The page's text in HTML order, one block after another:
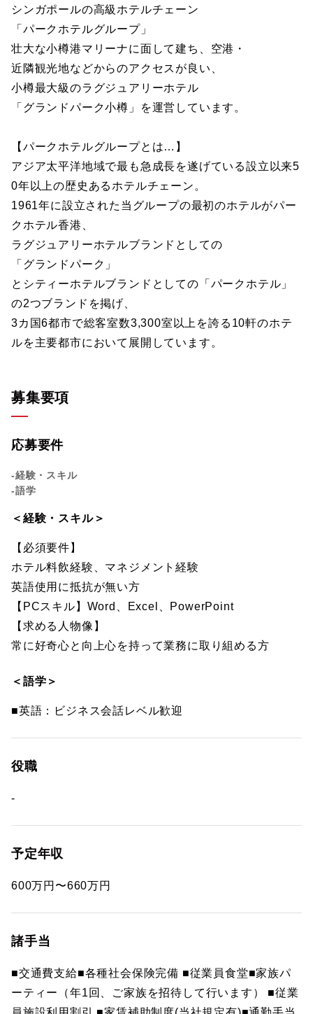
シンガポールの高級ホテルチェーン
「パークホテルグループ」
壮大な小樽港マリーナに面して建ち、空港・
近隣観光地などからのアクセスが良い、
小樽最大級のラグジュアリーホテル
「グランドパーク小樽」を運営しています。
【パークホテルグループとは…】
アジア太平洋地域で最も急成長を遂げている設立以来5
0年以上の歴史あるホテルチェーン。
1961年に設立された当グループの最初のホテルがパー
クホテル香港、
ラグジュアリーホテルブランドとしての
「グランドパーク」
とシティーホテルブランドとしての「パークホテル」
の2つブランドを掲げ、
3カ国6都市で総客室数3,300室以上を誇る10軒のホテ
ルを主要都市において展開しています。
募集要項
応募要件
-経験・スキル
-語学
＜経験・スキル＞
【必須要件】
ホテル料飲経験、マネジメント経験
英語使用に抵抗が無い方
【PCスキル】Word、Excel、PowerPoint
【求める人物像】
常に好奇心と向上心を持って業務に取り組める方
＜語学＞
■英語：ビジネス会話レベル歓迎
役職
-
予定年収
600万円〜660万円
諸手当
■交通費支給■各種社会保険完備 ■従業員食堂■家族パ
ーティー（年1回、ご家族を招待して行います） ■従業